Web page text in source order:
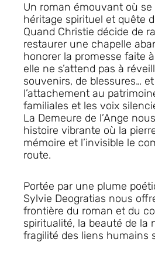
Un roman émouvant où
héritage spirituel et quête
Quand Christie décide de
restaurer une chapelle
honorer la promesse faite
elle ne s’attend pas à
souvenirs, de blessures…
l’attachement au
familiales et les voix
La Demeure de l’Ange
histoire vibrante où la
mémoire et l’invisible le
route.
Portée par une plume
Sylvie Deogratias nous
frontière du roman et du
spiritualité, la beauté de la
fragilité des liens humains